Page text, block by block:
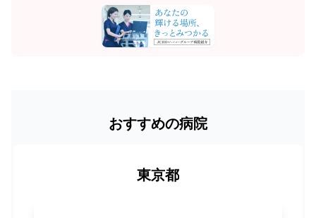
おすすめの病院
東京都